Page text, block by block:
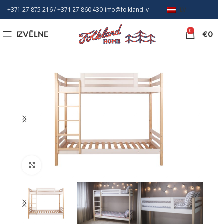
+371 27 875 216/ +371 27 860 430 info@folkland.lv LV
IZVĒLNE 0 €0
Nospiediet, lai palielinātu